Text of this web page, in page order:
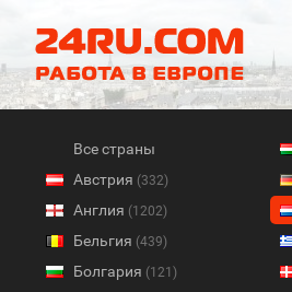
Все страны
Австрия (332)
Англия (1202)
Бельгия (439)
Болгария (121)